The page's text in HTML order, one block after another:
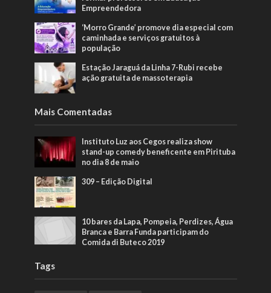
Empreendedora
‘Morro Grande’ promove dia especial com
caminhada e serviços gratuitos à
população
Estação Jaraguá da Linha 7-Rubi recebe
ação gratuita de massoterapia
Mais Comentadas
Instituto Luz aos Cegos realiza show
stand-up comedy beneficente em Pirituba
no dia 8 de maio
309 – Edição Digital
10 bares da Lapa, Pompeia, Perdizes, Água
Branca e Barra Funda participam do
Comida di Buteco 2019
Tags